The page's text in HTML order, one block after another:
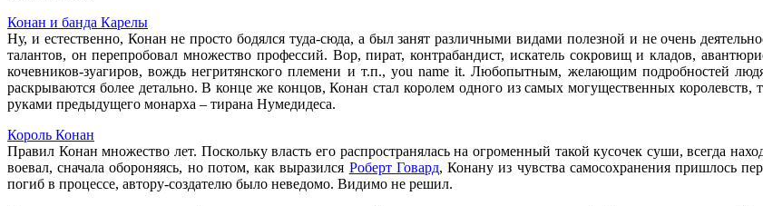
Конан и банда Карелы
Ну, и естественно, Конан не просто бодялся туда-сюда, а был занят различными видами полезной и не очень
талантов, он перепробовал множество профессий. Вор, пират, контрабандист, искатель сокровищ и кладов,
кочевников-зуагиров, вождь негритянского племени и т.п., you name it. Любопытным, желающим подробностей
раскрываются более детально. В конце же концов, Конан стал королем одного из самых могущественных
руками предыдущего монарха – тирана Нумедидеса.
Король Конан
Правил Конан множество лет. Поскольку власть его распространялась на огроменный такой кусочек суши, всегда
воевал, сначала обороняясь, но потом, как выразился Роберт Говард, Конану из чувства самосохранения пришлось
погиб в процессе, автору-создателю было неведомо. Видимо не решил.